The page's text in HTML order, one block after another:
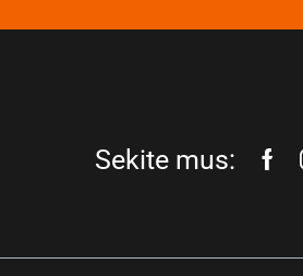
Sekite mus: